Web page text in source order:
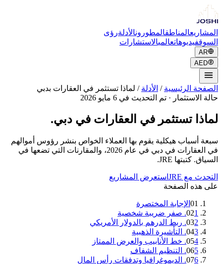
المشاريعالمناطقالمطورونالأدلةرؤى
السوقفيديوهاتعالميالاستشارات
AR
AED
الصفحة الرئيسية / الأدلة / لماذا تستثمر في العقارات بدبي
حالة الاستثمار · تم التحديث في 6 مايو 2026
لماذا تستثمر في العقارات في دبي.
سبعة أسباب هيكلية يقوم بها العملاء الخواص بنشر رؤوس أموالهم
في العقارات في دبي في عام 2026، والمقارنات التي تضعها في
السياق. كتبتها JRE.
التحدث مع JRE
استعرض المشاريع
على هذه الصفحة
01 الإجابة المختصرة
021. صفر ضريبة شخصية
032. ربط الدرهم بالدولار الأمريكي
043. التأشيرة الذهبية
054. خط الأنابيب والعرض الممتاز
065. التنظيم الشفاف
076. الديموغرافيا وتدفقات رأس المال